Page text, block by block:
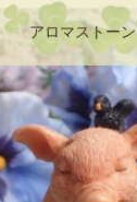
アロマストーン